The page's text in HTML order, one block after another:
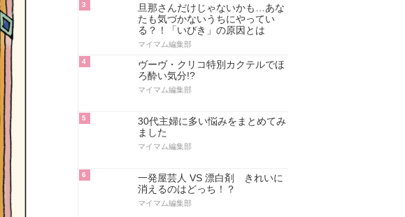
3
旦那さんだけじゃないかも…あな
たも気づかないうちにやってい
る？！「いびき」の原因とは
マイマム編集部
4
ヴーヴ・クリコ特別カクテルでほ
ろ酔い気分!?
マイマム編集部
5
30代主婦に多い悩みをまとめてみ
ました
マイマム編集部
6
一発屋芸人 VS 漂白剤 きれいに
消えるのはどっち！？
マイマム編集部